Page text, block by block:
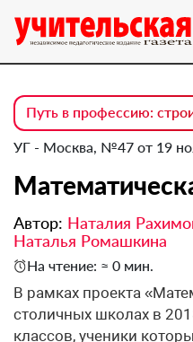
Путь в профессию:
УГ - Москва, №47 от 19
Автор: Наталия
Наталья Ромашкина
На чтение: ≈ 0 мин.
​В рамках проекта
столичных школах в
классов, ученики